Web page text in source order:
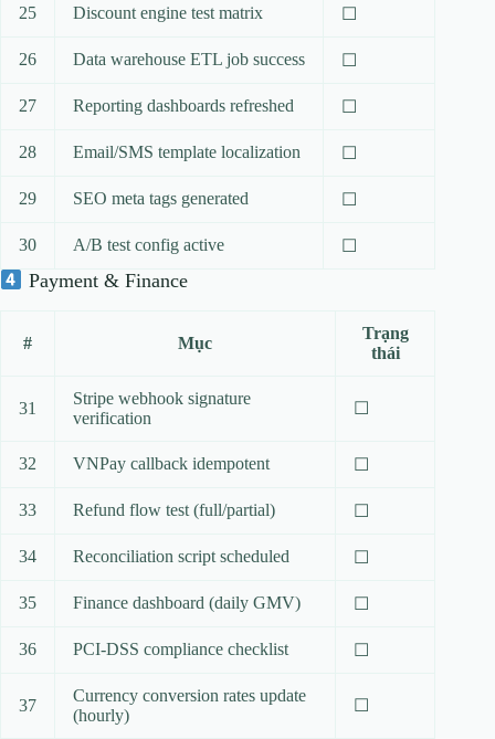
25 Discount engine test matrix ☐
26 Data warehouse ETL job success ☐
27 Reporting dashboards refreshed ☐
28 Email/SMS template localization ☐
29 SEO meta tags generated ☐
30 A/B test config active ☐
Payment & Finance
# Mục
Trạng
thái
31
Stripe webhook signature
verification
☐
32 VNPay callback idempotent ☐
33 Refund flow test (full/partial) ☐
34 Reconciliation script scheduled ☐
35 Finance dashboard (daily GMV) ☐
36 PCI‑DSS compliance checklist ☐
37
Currency conversion rates update
(hourly)
☐